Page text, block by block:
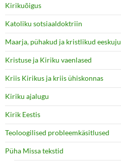
Kirikuõigus
Katoliku sotsiaaldoktriin
Maarja, pühakud ja kristlikud
Kristuse ja Kiriku vaenlased
Kriis Kirikus ja kriis ühiskonnas
Kiriku ajalugu
Kirik Eestis
Teoloogilised probleemkäsitlused
Püha Missa tekstid